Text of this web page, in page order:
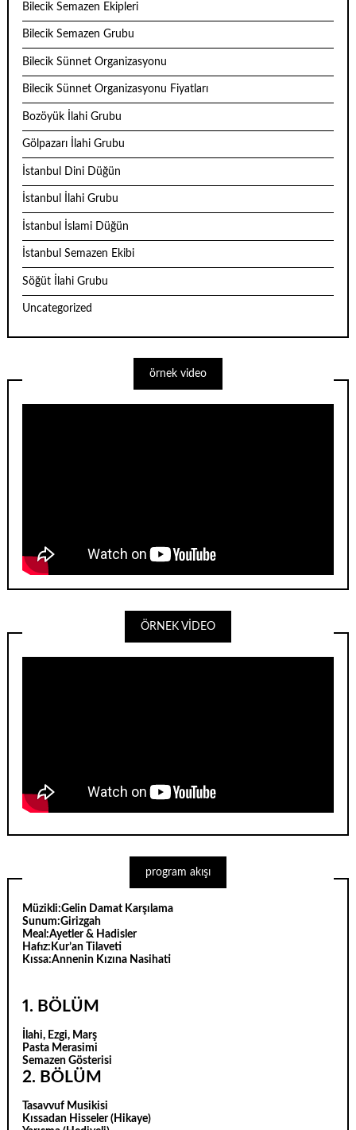
Bilecik Semazen Ekipleri
Bilecik Semazen Grubu
Bilecik Sünnet Organizasyonu
Bilecik Sünnet Organizasyonu Fiyatları
Bozöyük İlahi Grubu
Gölpazarı İlahi Grubu
İstanbul Dini Düğün
İstanbul İlahi Grubu
İstanbul İslami Düğün
İstanbul Semazen Ekibi
Söğüt İlahi Grubu
Uncategorized
örnek video
ÖRNEK VİDEO
program akışı
Müzikli:Gelin Damat Karşılama
Sunum:Girizgah
Meal:Ayetler & Hadisler
Hafız: Kur’an Tilaveti
Kıssa:Annenin Kızına Nasihati
1. BÖLÜM
İlahi, Ezgi, Marş
Pasta Merasimi
Semazen Gösterisi
2. BÖLÜM
Tasavvuf Musikisi
Kıssadan Hisseler (Hikaye)